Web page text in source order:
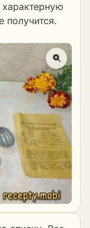
получится.